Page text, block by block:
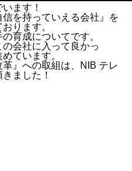
ます！
を持っていえる会社』を
ります。
育成についてです。
会社に入って良かっ
ています。
』への取組は、NIB テレ
ました！